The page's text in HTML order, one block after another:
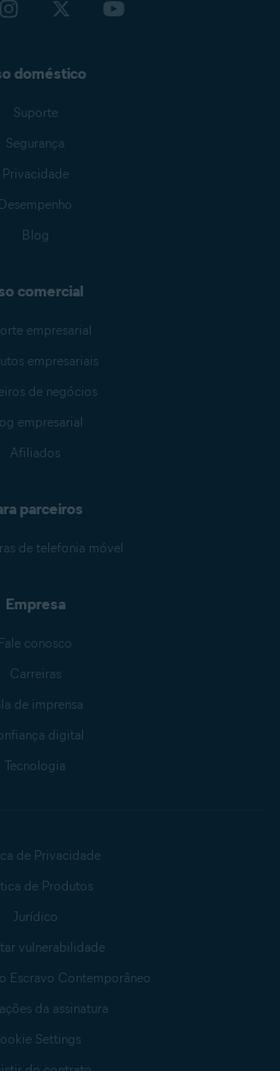
doméstico
Suporte
Segurança
Privacidade
Desempenho
Blog
comercial
empresarial
empresariais
de negócios
empresarial
Afiliados
parceiros
de telefonia móvel
Empresa
Fale conosco
Carreiras
de imprensa
digital
Tecnologia
de Privacidade
de Produtos
Jurídico
vulnerabilidade
Escravo Contemporâneo
da assinatura
Settings